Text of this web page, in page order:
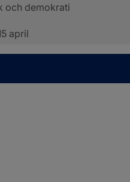
och demokrati
april